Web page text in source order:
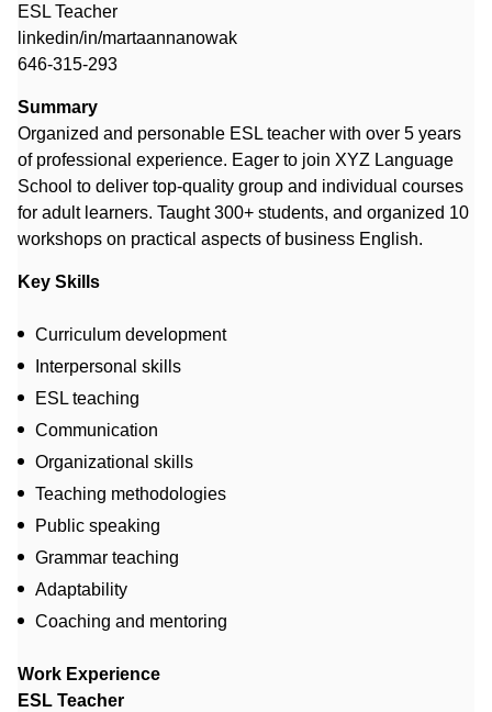
ESL Teacher
linkedin/in/martaannanowak
646-315-293
Summary
Organized and personable ESL teacher with over 5 years
of professional experience. Eager to join XYZ Language
School to deliver top-quality group and individual courses
for adult learners. Taught 300+ students, and organized 10
workshops on practical aspects of business English.
Key Skills
Curriculum development
Interpersonal skills
ESL teaching
Communication
Organizational skills
Teaching methodologies
Public speaking
Grammar teaching
Adaptability
Coaching and mentoring
Work Experience
ESL Teacher